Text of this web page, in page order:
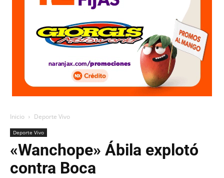
Inicio Deporte Vivo
Deporte Vivo
«Wanchope» Ábila explotó
contra Boca